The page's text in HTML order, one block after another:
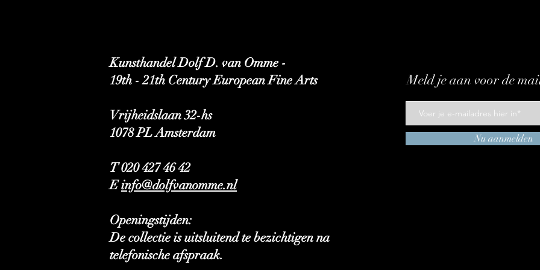
Kunsthandel Dolf D. van Omme -
19th - 21th Century European Fine Arts
Vrijheidslaan 32-hs
1078 PL Amsterdam
T 020 427 46 42
Einfo@dolfvanomme.nl
Openingstijden:
De collectie is uitsluitend te bezichtigen na
telefonische afspraak.
Meld je aan voor de
Nu aanmelden